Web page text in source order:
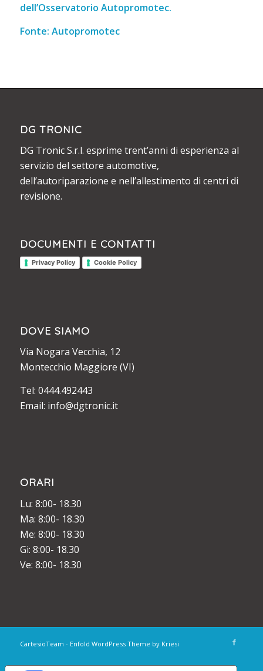
dell’Osservatorio Autopromotec.
Fonte: Autopromotec
DG TRONIC
DG Tronic S.r.l. esprime trent’anni di esperienza al
servizio del settore automotive,
dell’autoriparazione e nell’allestimento di centri di
revisione.
DOCUMENTI E CONTATTI
Privacy Policy Cookie Policy
DOVE SIAMO
Via Nogara Vecchia, 12
Montecchio Maggiore (VI)
Tel: 0444.492443
Email: info@dgtronic.it
ORARI
Lu: 8:00- 18.30
Ma: 8:00- 18.30
Me: 8:00- 18.30
Gi: 8:00- 18.30
Ve: 8:00- 18.30
CartesioTeam - Enfold WordPress Theme by Kriesi